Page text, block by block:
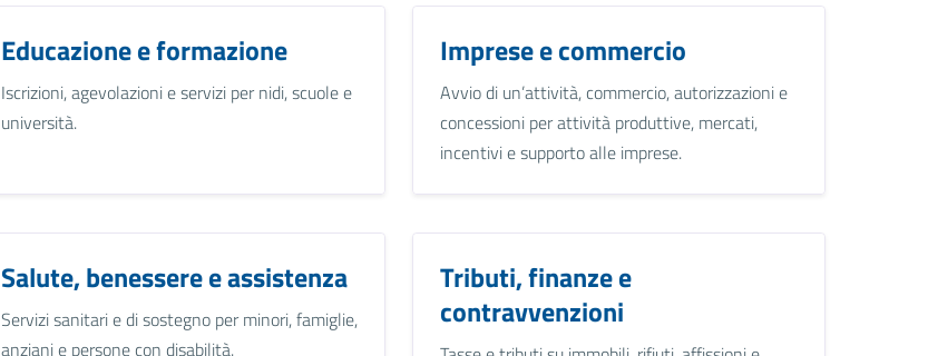
Educazione e formazione
Iscrizioni, agevolazioni e servizi per nidi, scuole e
università.
Imprese e commercio
Avvio di un’attività, commercio, autorizzazioni e
concessioni per attività produttive, mercati,
incentivi e supporto alle imprese.
Salute, benessere e assistenza
Servizi sanitari e di sostegno per minori, famiglie,
anziani e persone con disabilità.
Tributi, finanze e
contravvenzioni